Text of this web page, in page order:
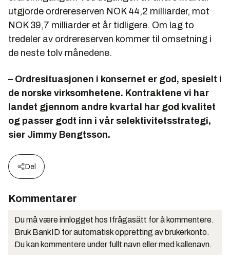
utgjorde ordrereserven NOK 44,2 milliarder, mot
NOK 39,7 milliarder et år tidligere. Om lag to
tredeler av ordrereserven kommer til omsetning i
de neste tolv månedene.
– Ordresituasjonen i konsernet er god, spesielt i
de norske virksomhetene. Kontraktene vi har
landet gjennom andre kvartal har god kvalitet
og passer godt inn i vår selektivitetsstrategi,
sier Jimmy Bengtsson.
Del
Kommentarer
Du må være innlogget hos Ifrågasätt for å kommentere.
Bruk BankID for automatisk oppretting av brukerkonto.
Du kan kommentere under fullt navn eller med kallenavn.